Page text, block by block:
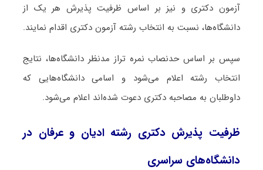
آزمون دکتری و نیز بر اساس ظرفیت پذیرش هر یک از
دانشگاه‌ها، نسبت به انتخاب رشته آزمون دکتری اقدام نمایند.
سپس بر اساس حدنصاب نمره تراز مدنظر دانشگاه‌ها، نتایج
انتخاب رشته اعلام می‌شود و اسامی دانشگاه‌هایی که
داوطلبان به مصاحبه دکتری دعوت شده‌اند اعلام می‌شود.
ظرفیت پذیرش دکتری رشته ادﻳﺎن و ﻋﺮﻓﺎن در
دانشگاه‌های سراسری